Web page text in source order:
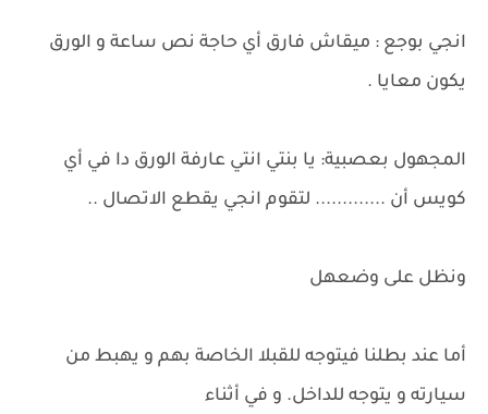
انجي بوجع : ميقاش فارق أي حاجة نص ساعة و الورق
يكون معايا .
المجهول بعصبية: يا بنتي انتي عارفة الورق دا في أي
كويس أن ............. لتقوم انجي يقطع الاتصال ..
ونظل على وضعهل
أما عند بطلنا فيتوجه للقبلا الخاصة بهم و يهبط من
سيارته و يتوجه للداخل. و في أثناء